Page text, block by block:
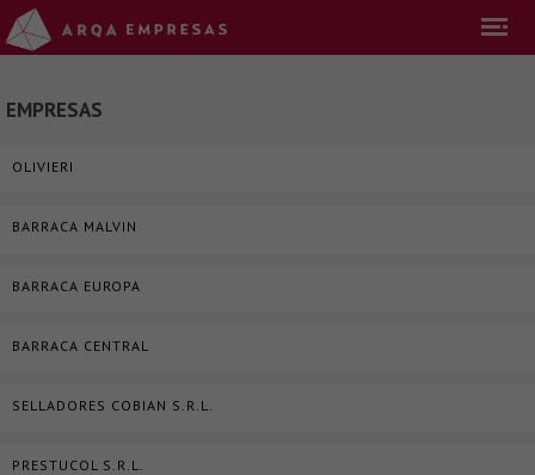
EMPRESAS
OLIVIERI
BARRACA MALVIN
BARRACA EUROPA
BARRACA CENTRAL
SELLADORES COBIAN S.R.L.
PRESTUCOL S.R.L.